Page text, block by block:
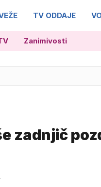
TV ODDAJE
Zanimivosti
vlogo
zadnjič